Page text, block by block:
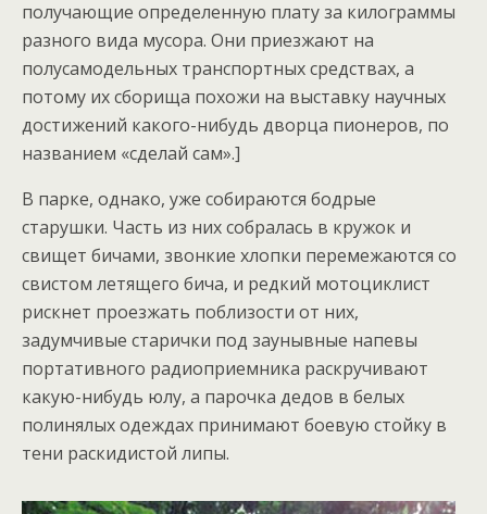
получающие определенную плату за килограммы
разного вида мусора. Они приезжают на
полусамодельных транспортных средствах, а
потому их сборища похожи на выставку научных
достижений какого-нибудь дворца пионеров, по
названием «сделай сам».]
В парке, однако, уже собираются бодрые
старушки. Часть из них собралась в кружок и
свищет бичами, звонкие хлопки перемежаются со
свистом летящего бича, и редкий мотоциклист
рискнет проезжать поблизости от них,
задумчивые старички под заунывные напевы
портативного радиоприемника раскручивают
какую-нибудь юлу, а парочка дедов в белых
полинялых одеждах принимают боевую стойку в
тени раскидистой липы.